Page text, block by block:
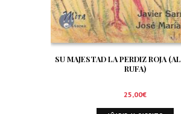
SU MAJESTAD LA PERDIZ ROJA
RUFA)
25,00€